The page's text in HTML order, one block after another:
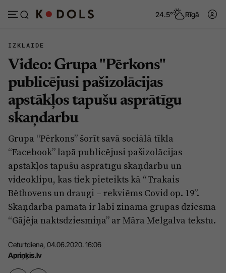
24.5° Rīgā
Abonēt Pieslēgties
Ziņas
Politika
Pašvaldības
Izglītība
Veselība
Vide
Drošība
Tēmas
Dzīve un ticība
Ekonomika
Krimināli
Sarunas
IZKLAIDE
Video: Grupa "Pērkons"
publicējusi pašizolācijas
apstākļos tapušu asprātīgu
skaņdarbu
Grupa “Pērkons” šorīt savā sociālā tīkla
“Facebook” lapā publicējusi pašizolācijas
apstākļos tapušu asprātīgu skaņdarbu un
videoklipu, kas tiek pieteikts kā “Trakais
Bēthovens un draugi – rekviēms Covid op. 19”.
Skaņdarba pamatā ir labi zināmā grupas dziesma
“Gājēja naktsdziesmiņa” ar Māra Melgalva tekstu.
Ceturtdiena, 04.06.2020. 16:06
Apriņķis.lv